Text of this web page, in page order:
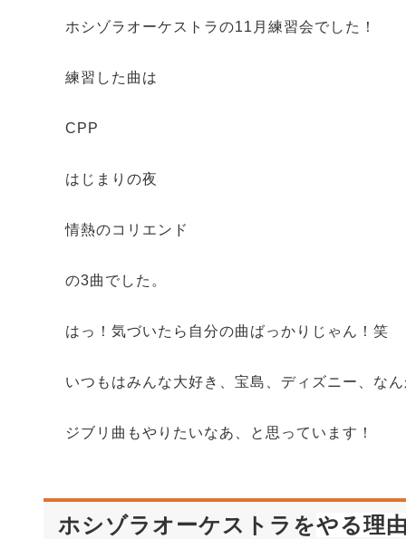
ホシゾラオーケストラの11月練習会でした！
練習した曲は
CPP
はじまりの夜
情熱のコリエンド
の3曲でした。
はっ！気づいたら自分の曲ばっかりじゃん！笑
いつもはみんな大好き、宝島、ディズニー、な
ジブリ曲もやりたいなあ、と思っています！
ホシゾラオーケストラをやる理